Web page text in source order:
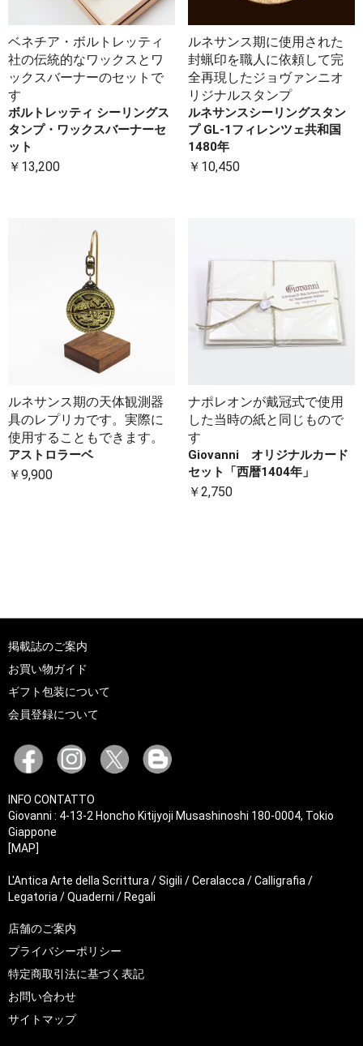
ベネチア・ボルトレッティ
社の伝統的なワックスとワ
ックスバーナーのセットで
す
ボルトレッティ シーリングス
タンプ・ワックスバーナーセ
ット
￥13,200
ルネサンス期に使用された
封蝋印を職人に依頼して完
全再現したジョヴァンニオ
リジナルスタンプ
ルネサンスシーリングスタン
プ GL-1フィレンツェ共和国
1480年
￥10,450
ルネサンス期の天体観測器
具のレプリカです。実際に
使用することもできます。
アストロラーベ
￥9,900
ナポレオンが戴冠式で使用
した当時の紙と同じもので
す
Giovanni オリジナルカード
セット「西暦1404年」
￥2,750
掲載誌のご案内
お買い物ガイド
ギフト包装について
会員登録について
INFO CONTATTO
Giovanni : 4-13-2 Honcho Kitijyoji Musashinoshi 180-0004, Tokio
Giappone
[MAP]
L'Antica Arte della Scrittura / Sigili / Ceralacca / Calligrafia /
Legatoria / Quaderni / Regali
店舗のご案内
プライバシーポリシー
特定商取引法に基づく表記
お問い合わせ
サイトマップ